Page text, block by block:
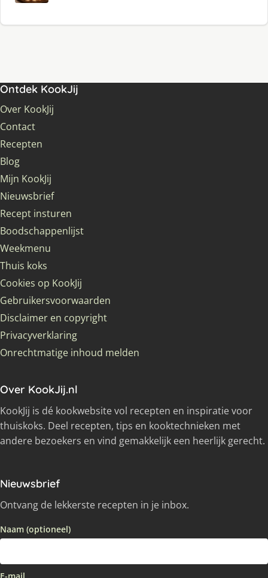
Ontdek KookJij
Over KookJij
Contact
Recepten
Blog
Mijn KookJij
Nieuwsbrief
Recept insturen
Boodschappenlijst
Weekmenu
Thuis koks
Cookies op KookJij
Gebruikersvoorwaarden
Disclaimer en copyright
Privacyverklaring
Onrechtmatige inhoud melden
Over KookJij.nl
KookJij is dé kookwebsite vol recepten en inspiratie voor
thuiskoks. Deel recepten, tips en kooktechnieken met
andere bezoekers en vind gemakkelijk een heerlijk gerecht.
Nieuwsbrief
Ontvang de lekkerste recepten in je inbox.
Naam (optioneel)